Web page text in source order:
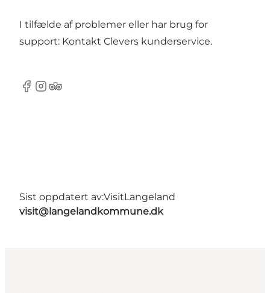
I tilfælde af problemer eller har brug for
support: Kontakt Clevers kunderservice.
Facebook
Instagram
Tripadvisor
Sist oppdatert av:VisitLangeland
visit@langelandkommune.dk